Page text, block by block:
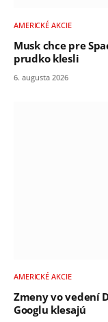
AMERICKÉ AKCIE
Musk chce pre
prudko klesli
6. augusta 2026
AMERICKÉ AKCIE
Zmeny vo vedení
Googlu klesajú